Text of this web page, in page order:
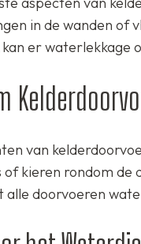
in de wanden of
er waterlekkage
van
of kieren rondom
alle doorvoeren